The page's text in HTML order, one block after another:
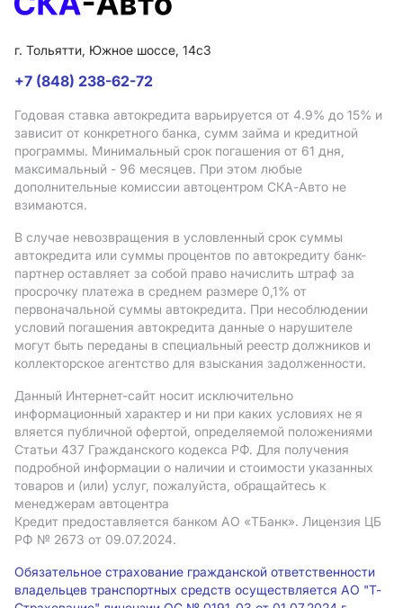
г. Тольятти, Южное шоссе, 14с3
+7 (848) 238-62-72
Годовая ставка автокредита варьируется от 4.9% до 15% и
зависит от конкретного банка, сумм займа и кредитной
программы. Минимальный срок погашения от 61 дня,
максимальный - 96 месяцев. При этом любые
дополнительные комиссии автоцентром СКА-Авто не
взимаются.
В случае невозвращения в условленный срок суммы
автокредита или суммы процентов по автокредиту банк-
партнер оставляет за собой право начислить штраф за
просрочку платежа в среднем размере 0,1% от
первоначальной суммы автокредита. При несоблюдении
условий погашения автокредита данные о нарушителе
могут быть переданы в специальный реестр должников и
коллекторское агентство для взыскания задолженности.
Данный Интернет-сайт носит исключительно
информационный характер и ни при каких условиях не я
вляется публичной офертой, определяемой положениями
Статьи 437 Гражданского кодекса РФ. Для получения
подробной информации о наличии и стоимости указанных
товаров и (или) услуг, пожалуйста, обращайтесь к
менеджерам автоцентра
Кредит предоставляется банком АO «ТБанк». Лицензия ЦБ
РФ № 2673 от 09.07.2024.
Обязательное страхование гражданской ответственности
владельцев транспортных средств осуществляется АО "Т-